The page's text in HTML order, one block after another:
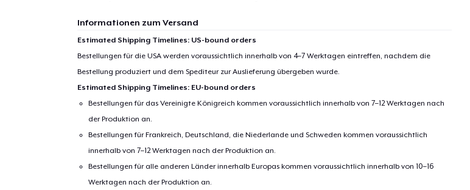
Informationen zum Versand
Estimated Shipping Timelines: US-bound orders
Bestellungen für die USA werden voraussichtlich innerhalb von 4–7 Werktagen eintreffen, nachdem die
Bestellung produziert und dem Spediteur zur Auslieferung übergeben wurde.
Estimated Shipping Timelines: EU-bound orders
Bestellungen für das Vereinigte Königreich kommen voraussichtlich innerhalb von 7–12 Werktagen nach
der Produktion an.
Bestellungen für Frankreich, Deutschland, die Niederlande und Schweden kommen voraussichtlich
innerhalb von 7–12 Werktagen nach der Produktion an.
Bestellungen für alle anderen Länder innerhalb Europas kommen voraussichtlich innerhalb von 10–16
Werktagen nach der Produktion an.